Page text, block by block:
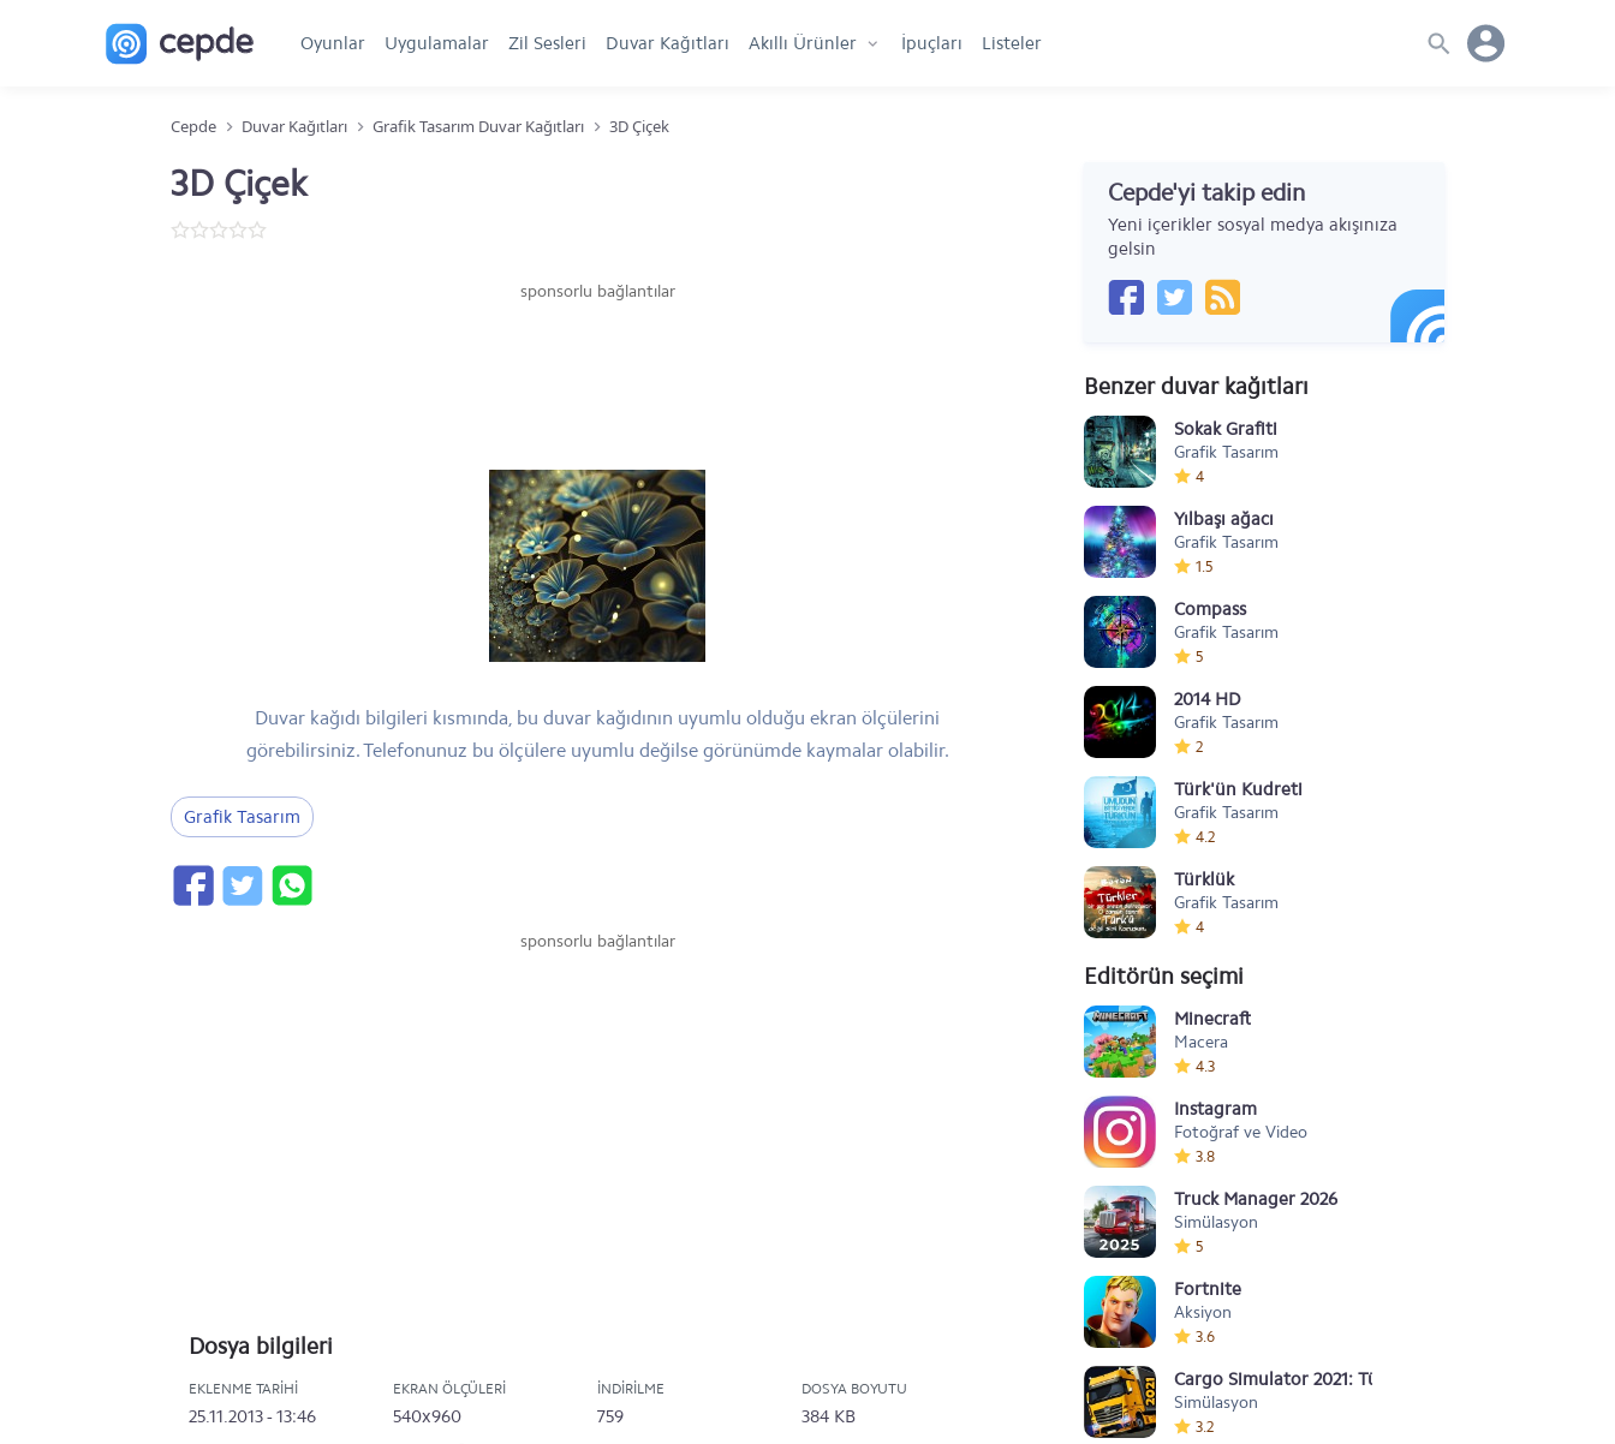
Oyunlar Uygulamalar Zil Sesleri Duvar Kağıtları Akıllı Ürünler İpuçları Listeler
Cepde Duvar Kağıtları Grafik Tasarım Duvar Kağıtları 3D Çiçek
3D Çiçek
sponsorlu bağlantılar
Duvar kağıdı bilgileri kısmında, bu duvar kağıdının uyumlu olduğu ekran ölçülerini
görebilirsiniz. Telefonunuz bu ölçülere uyumlu değilse görünümde kaymalar olabilir.
Grafik Tasarım
sponsorlu bağlantılar
Dosya bilgileri
EKLENME TARIHI
25.11.2013 - 13:46
EKRAN ÖLÇÜLERI
540x960
İNDIRILME
759
DOSYA BOYUTU
384 KB
Cepde'yi takip edin
Yeni içerikler sosyal medya akışınıza
gelsin
Benzer duvar kağıtları
Sokak Grafiti
Grafik Tasarım
4
Yılbaşı ağacı
Grafik Tasarım
1.5
Compass
Grafik Tasarım
5
2014 HD
Grafik Tasarım
2
Türk'ün Kudreti
Grafik Tasarım
4.2
Türklük
Grafik Tasarım
4
Editörün seçimi
Minecraft
Macera
4.3
Instagram
Fotoğraf ve Video
3.8
Truck Manager 2026
Simülasyon
5
Fortnite
Aksiyon
3.6
Cargo Simulator 2021: Türkiye
Simülasyon
3.2